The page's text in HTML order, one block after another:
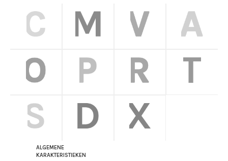
ALGEMENE
KARAKTERISTIEKEN